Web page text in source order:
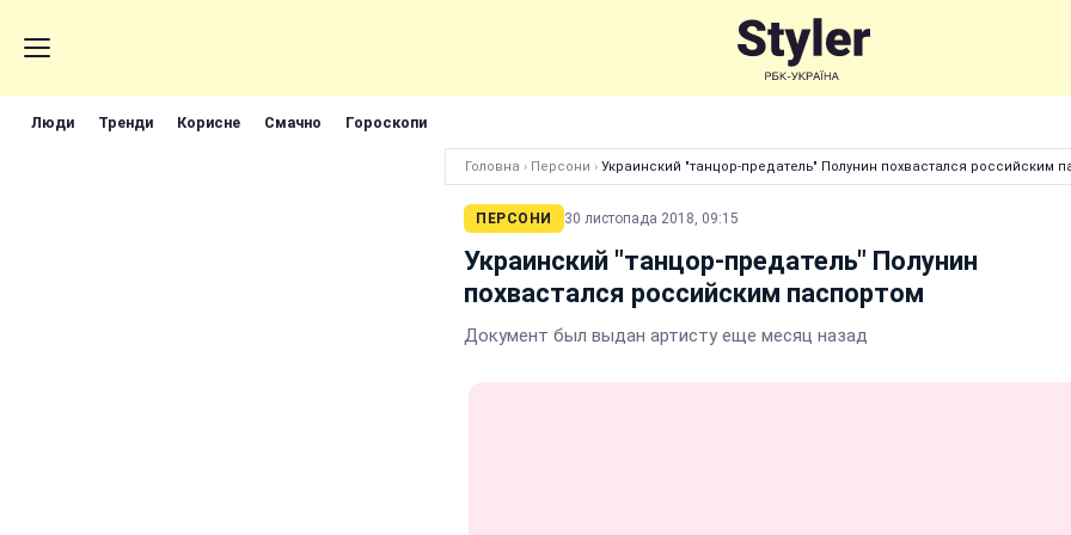
Люди Тренди Корисне Смачно Гороскопи
Головна › Персони › Украинский "танцор-предатель" Полунин похвастался российским
ПЕРСОНИ 30 листопада 2018, 09:15
Украинский "танцор-предатель" Полунин
похвастался российским паспортом
Документ был выдан артисту еще месяц назад